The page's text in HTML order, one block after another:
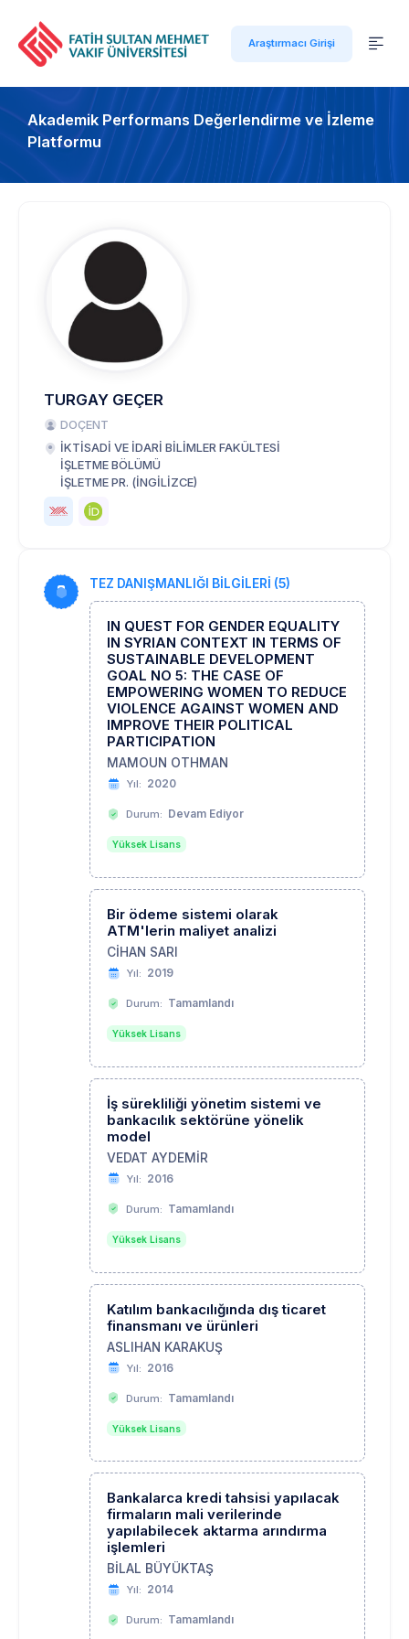
Araştırmacı Girişi
Akademik Performans Değerlendirme ve İzleme
Platformu
TURGAY GEÇER
DOÇENT
İKTİSADİ VE İDARİ BİLİMLER FAKÜLTESİ
İŞLETME BÖLÜMÜ
İŞLETME PR. (İNGİLİZCE)
TEZ DANIŞMANLIĞI BİLGİLERİ (5)
IN QUEST FOR GENDER EQUALITY
IN SYRIAN CONTEXT IN TERMS OF
SUSTAINABLE DEVELOPMENT
GOAL NO 5: THE CASE OF
EMPOWERING WOMEN TO REDUCE
VIOLENCE AGAINST WOMEN AND
IMPROVE THEIR POLITICAL
PARTICIPATION
MAMOUN OTHMAN
Yıl: 2020
Durum: Devam Ediyor
Yüksek Lisans
Bir ödeme sistemi olarak
ATM'lerin maliyet analizi
CİHAN SARI
Yıl: 2019
Durum: Tamamlandı
Yüksek Lisans
İş sürekliliği yönetim sistemi ve
bankacılık sektörüne yönelik
model
VEDAT AYDEMİR
Yıl: 2016
Durum: Tamamlandı
Yüksek Lisans
Katılım bankacılığında dış ticaret
finansmanı ve ürünleri
ASLIHAN KARAKUŞ
Yıl: 2016
Durum: Tamamlandı
Yüksek Lisans
Bankalarca kredi tahsisi yapılacak
firmaların mali verilerinde
yapılabilecek aktarma arındırma
işlemleri
BİLAL BÜYÜKTAŞ
Yıl: 2014
Durum: Tamamlandı